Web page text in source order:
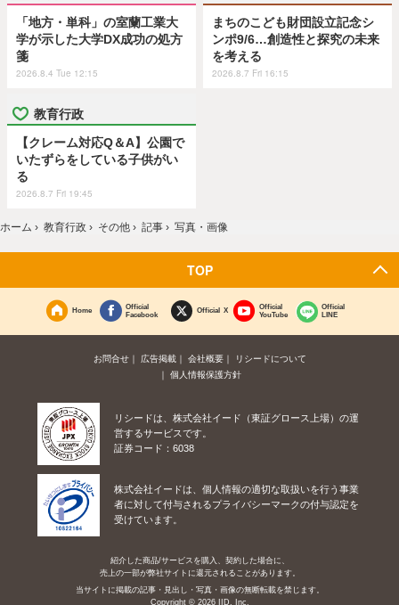
「地方・単科」の室蘭工業大
学が示した大学DX成功の処方
箋
2026.8.4 Tue 12:15
まちのこども財団設立記念シ
ンポ9/6…創造性と探究の未来
を考える
2026.8.7 Fri 16:15
教育行政
【クレーム対応Q＆A】公園で
いたずらをしている子供がい
る
2026.8.7 Fri 19:45
ホーム › 教育行政 › その他 › 記事 › 写真・画像
TOP
Home
Official
Facebook
Official X
Official
YouTube
Official
LINE
お問合せ 広告掲載 会社概要
リシードについて
個人情報保護方針
リシードは、株式会社イード（東証グロース上場）の運
営するサービスです。
証券コード：6038
株式会社イードは、個人情報の適切な取扱いを行う事業
者に対して付与されるプライバシーマークの付与認定を
受けています。
紹介した商品/サービスを購入、契約した場合に、
売上の一部が弊社サイトに還元されることがあります。
当サイトに掲載の記事・見出し・写真・画像の無断転載を禁じます。
Copyright © 2026 IID, Inc.